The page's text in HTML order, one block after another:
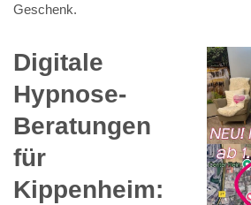
Geschenk.
Digitale
Hypnose-
Beratungen
für
Kippenheim: